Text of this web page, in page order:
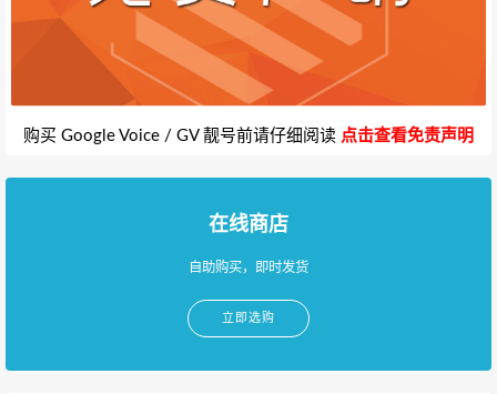
购买 Google Voice / GV 靓号前请仔细阅读 点击查看免责声明
在线商店
自助购买，即时发货
立即选购